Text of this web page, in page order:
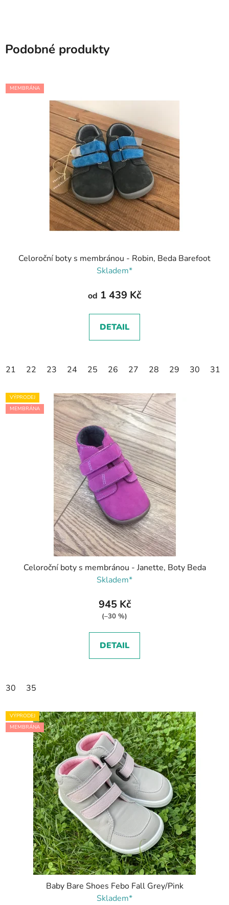
Podobné produkty
MEMBRÁNA
Celoroční boty s membránou - Robin, Beda Barefoot
Skladem*
od 1 439 Kč
DETAIL
21 22 23 24 25 26 27 28 29 30 31
VÝPRODEJ
MEMBRÁNA
Celoroční boty s membránou - Janette, Boty Beda
Skladem*
945 Kč
(–30 %)
DETAIL
30 35
VÝPRODEJ
MEMBRÁNA
Baby Bare Shoes Febo Fall Grey/Pink
Skladem*